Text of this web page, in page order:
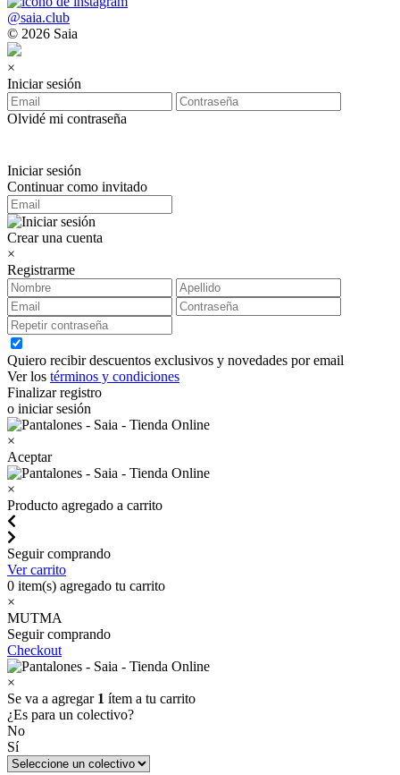
@saia.club
© 2026 Saia
×
Iniciar sesión
Olvidé mi contraseña
Iniciar sesión
Continuar como invitado
Crear una cuenta
×
Registrarme
Quiero recibir descuentos exclusivos y novedades por email
Ver los términos y condiciones
Finalizar registro
o iniciar sesión
×
Aceptar
×
Producto agregado a carrito
Seguir comprando
Ver carrito
0 item(s) agregado tu carrito
×
MUTMA
Seguir comprando
Checkout
×
Se va a agregar 1 ítem a tu carrito
¿Es para un colectivo?
No
Sí